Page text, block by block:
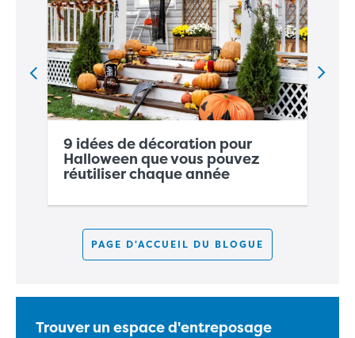
9 idées de décoration pour
Halloween que vous pouvez
réutiliser chaque année
PAGE D'ACCUEIL DU BLOGUE
Trouver un espace d'entreposage